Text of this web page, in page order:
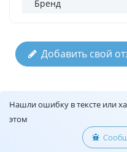
Бренд
Добавить свой
Нашли ошибку в тексте или
этом